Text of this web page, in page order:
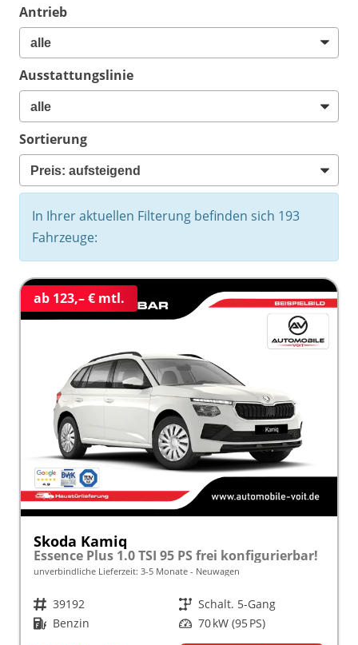
Antrieb
Ausstattungslinie
Sortierung
In Ihrer aktuellen Filterung befinden sich 193
Fahrzeuge:
ab 123,– € mtl.
Skoda Kamiq
Essence Plus 1.0 TSI 95 PS frei konfigurierbar!
unverbindliche Lieferzeit: 3-5 Monate Neuwagen
Fahrzeugnr. 39192 Getriebe Schalt. 5-Gang
Kraftstoff Benzin Leistung 70 kW (95 PS)